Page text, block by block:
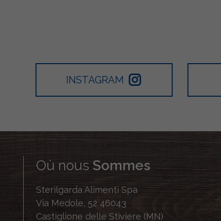
INSTAGRAM
Où nousSommes
Sterilgarda Alimenti Spa
Via Medole, 52 46043
Castiglione delle Stiviere (MN)